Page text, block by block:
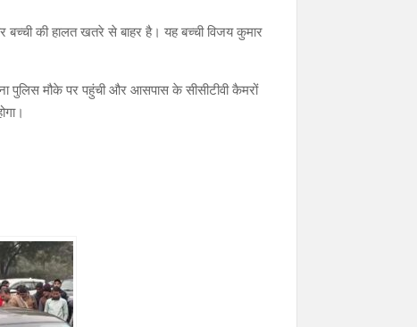
बच्ची की हालत खतरे से बाहर है। यह बच्ची विजय कुमार
पुलिस मौके पर पहुंची और आसपास के सीसीटीवी कैमरों